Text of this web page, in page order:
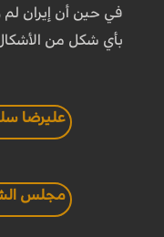
في حين أن إيران
بأي شكل من
عليرضا
مجلس